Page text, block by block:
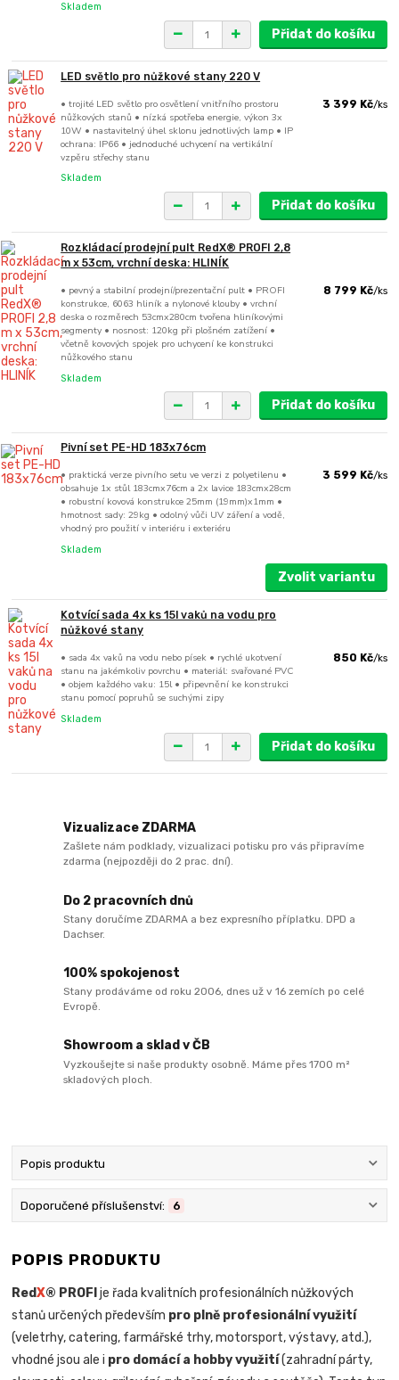
Skladem
Přidat do košíku
LED světlo pro nůžkové stany 220 V
• trojité LED světlo pro osvětlení vnitřního prostoru
nůžkových stanů • nízká spotřeba energie, výkon 3x
10W • nastavitelný úhel sklonu jednotlivých lamp • IP
ochrana: IP66 • jednoduché uchycení na vertikální
vzpěru střechy stanu
3 399 Kč/ks
Skladem
Přidat do košíku
Rozkládací prodejní pult RedX® PROFI 2,8
m x 53cm, vrchní deska: HLINÍK
• pevný a stabilní prodejní/prezentační pult • PROFI
konstrukce, 6063 hliník a nylonové klouby • vrchní
deska o rozměrech 53cmx280cm tvořena hliníkovými
segmenty • nosnost: 120kg při plošném zatížení •
včetně kovových spojek pro uchycení ke konstrukci
nůžkového stanu
8 799 Kč/ks
Skladem
Přidat do košíku
Pivní set PE-HD 183x76cm
• praktická verze pivního setu ve verzi z polyetilenu •
obsahuje 1x stůl 183cmx76cm a 2x lavice 183cmx28cm
• robustní kovová konstrukce 25mm (19mm)x1mm •
hmotnost sady: 29kg • odolný vůči UV záření a vodě,
vhodný pro použití v interiéru i exteriéru
3 599 Kč/ks
Skladem
Zvolit variantu
Kotvící sada 4x ks 15l vaků na vodu pro
nůžkové stany
• sada 4x vaků na vodu nebo písek • rychlé ukotvení
stanu na jakémkoliv povrchu • materiál: svařované PVC
• objem každého vaku: 15l • připevnění ke konstrukci
stanu pomocí popruhů se suchými zipy
850 Kč/ks
Skladem
Přidat do košíku
Vizualizace ZDARMA
Zašlete nám podklady, vizualizaci potisku pro vás připravíme
zdarma (nejpozději do 2 prac. dní).
Do 2 pracovních dnů
Stany doručíme ZDARMA a bez expresního příplatku. DPD a
Dachser.
100% spokojenost
Stany prodáváme od roku 2006, dnes už v 16 zemích po celé
Evropě.
Showroom a sklad v ČB
Vyzkoušejte si naše produkty osobně. Máme přes 1700 m²
skladových ploch.
Popis produktu
Doporučené příslušenství: 6
POPIS PRODUKTU
RedX® PROFI je řada kvalitních profesionálních nůžkových
stanů určených především pro plně profesionální využití
(veletrhy, catering, farmářské trhy, motorsport, výstavy, atd.),
vhodné jsou ale i pro domácí a hobby využití(zahradní párty,